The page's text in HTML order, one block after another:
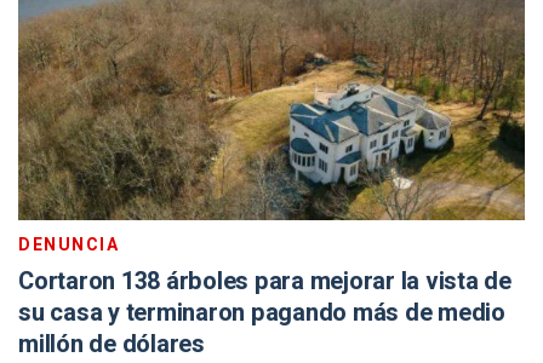
DENUNCIA
Cortaron 138 árboles para mejorar la vista de
su casa y terminaron pagando más de medio
millón de dólares